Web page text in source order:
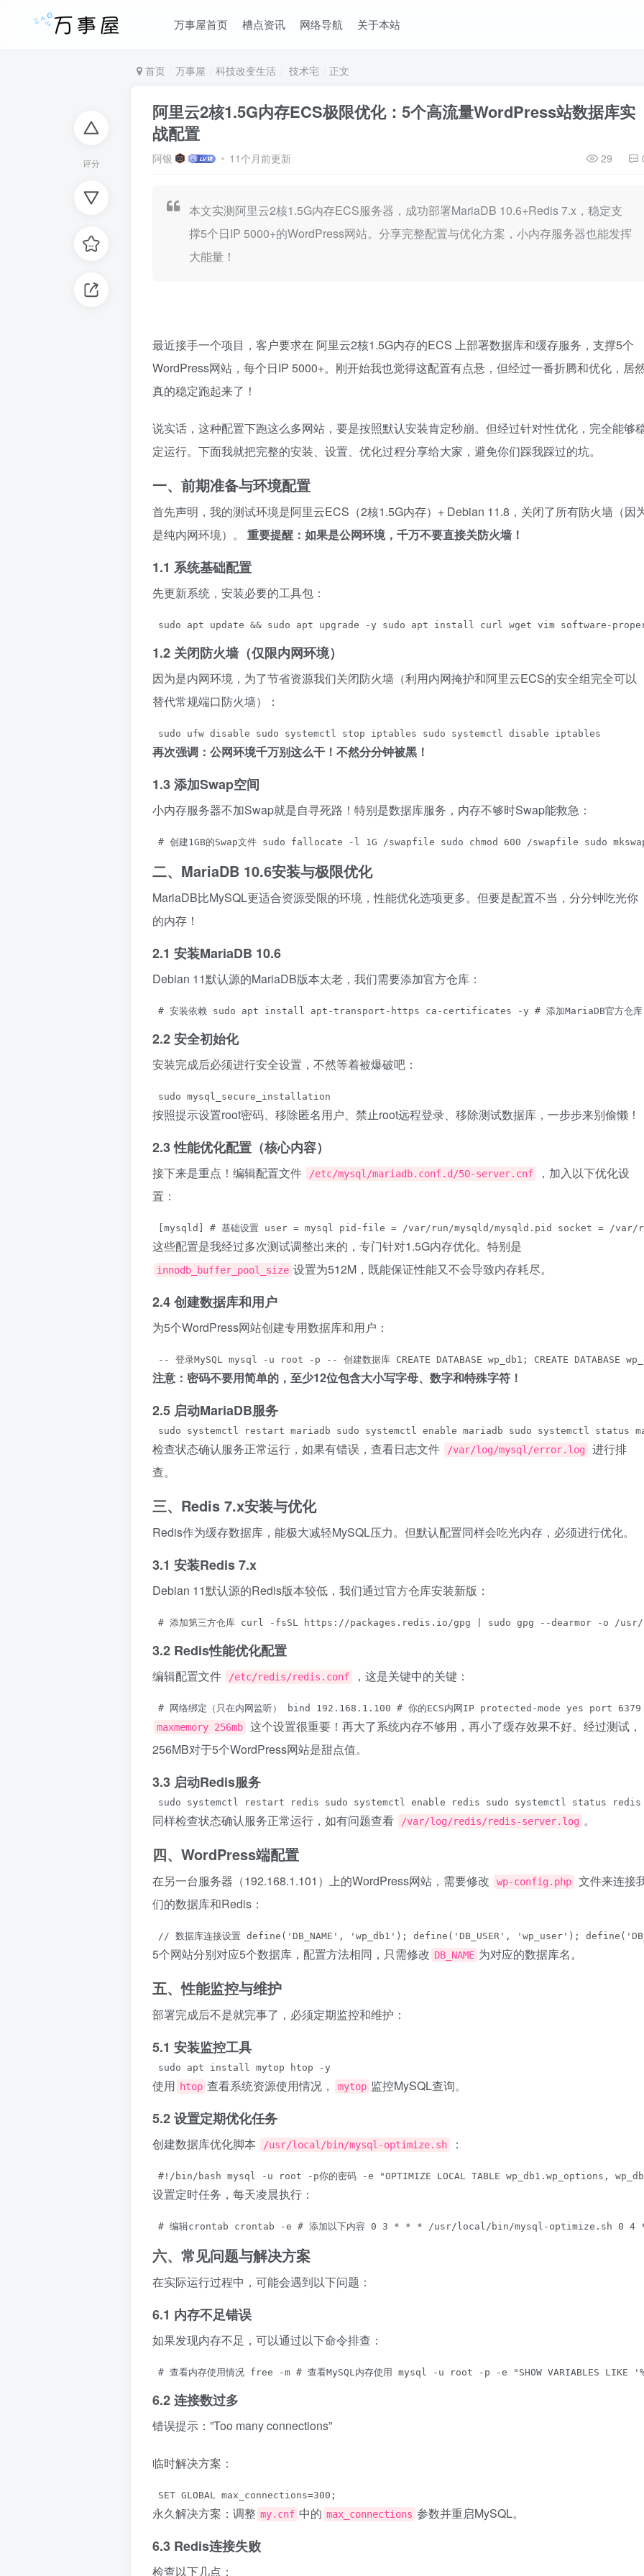
万事屋首页 槽点资讯 网络导航 关于本站
评分
首页 万事屋 科技改变生活 技术宅 正文
阿里云2核1.5G内存ECS极限优化：5个高流量WordPress站数据库实
战配置
阿银 11个月前更新 29
本文实测阿里云2核1.5G内存ECS服务器，成功部署MariaDB 10.6+Redis 7.x，稳定支
撑5个日IP 5000+的WordPress网站。分享完整配置与优化方案，小内存服务器也能发挥
大能量！
最近接手一个项目，客户要求在 阿里云2核1.5G内存的ECS 上部署数据库和缓存服务，支撑5个
WordPress网站，每个日IP 5000+。刚开始我也觉得这配置有点悬，但经过一番折腾和优化，居
真的稳定跑起来了！
说实话，这种配置下跑这么多网站，要是按照默认安装肯定秒崩。但经过针对性优化，完全能够
定运行。下面我就把完整的安装、设置、优化过程分享给大家，避免你们踩我踩过的坑。
一、前期准备与环境配置
首先声明，我的测试环境是阿里云ECS（2核1.5G内存）+ Debian 11.8，关闭了所有防火墙（因
是纯内网环境）。 重要提醒：如果是公网环境，千万不要直接关防火墙！
1.1 系统基础配置
先更新系统，安装必要的工具包：
sudo apt update && sudo apt upgrade -y sudo apt install curl wget vim software-
1.2 关闭防火墙（仅限内网环境）
因为是内网环境，为了节省资源我们关闭防火墙（利用内网掩护和阿里云ECS的安全组完全可以
替代常规端口防火墙）：
sudo ufw disable sudo systemctl stop iptables sudo systemctl disable iptables
再次强调：公网环境千万别这么干！不然分分钟被黑！
1.3 添加Swap空间
小内存服务器不加Swap就是自寻死路！特别是数据库服务，内存不够时Swap能救急：
# 创建1GB的Swap文件 sudo fallocate -l 1G /swapfile sudo chmod 600 /swapfile sudo
二、MariaDB 10.6安装与极限优化
MariaDB比MySQL更适合资源受限的环境，性能优化选项更多。但要是配置不当，分分钟吃光你
的内存！
2.1 安装MariaDB 10.6
Debian 11默认源的MariaDB版本太老，我们需要添加官方仓库：
# 安装依赖 sudo apt install apt-transport-https ca-certificates -y # 添加MariaDB官
2.2 安全初始化
安装完成后必须进行安全设置，不然等着被爆破吧：
sudo mysql_secure_installation
按照提示设置root密码、移除匿名用户、禁止root远程登录、移除测试数据库，一步步来别偷懒！
2.3 性能优化配置（核心内容）
接下来是重点！编辑配置文件 /etc/mysql/mariadb.conf.d/50-server.cnf
，加入以下优化设
置：
[mysqld] # 基础设置 user = mysql pid-file = /var/run/mysqld/mysqld.pid socket = /var/run/
这些配置是我经过多次测试调整出来的，专门针对1.5G内存优化。特别是
innodb_buffer_pool_size 设置为512M，既能保证性能又不会导致内存耗尽。
2.4 创建数据库和用户
为5个WordPress网站创建专用数据库和用户：
-- 登录MySQL mysql -u root -p -- 创建数据库 CREATE DATABASE wp_db1; CREATE
注意：密码不要用简单的，至少12位包含大小写字母、数字和特殊字符！
2.5 启动MariaDB服务
sudo systemctl restart mariadb sudo systemctl enable mariadb sudo systemctl status
检查状态确认服务正常运行，如果有错误，查看日志文件 /var/log/mysql/error.log
进行排
查。
三、Redis 7.x安装与优化
Redis作为缓存数据库，能极大减轻MySQL压力。但默认配置同样会吃光内存，必须进行优化。
3.1 安装Redis 7.x
Debian 11默认源的Redis版本较低，我们通过官方仓库安装新版：
# 添加第三方仓库 curl -fsSL https://packages.redis.io/gpg | sudo gpg --dearmor -o
3.2 Redis性能优化配置
编辑配置文件 /etc/redis/redis.conf ，这是关键中的关键：
# 网络绑定（只在内网监听） bind 192.168.1.100 # 你的ECS内网IP protected-mode yes
maxmemory 256mb
这个设置很重要！再大了系统内存不够用，再小了缓存效果不好。经过测试，
256MB对于5个WordPress网站是甜点值。
3.3 启动Redis服务
sudo systemctl restart redis sudo systemctl enable redis sudo systemctl status redis
同样检查状态确认服务正常运行，如有问题查看 /var/log/redis/redis-server.log 。
四、WordPress端配置
在另一台服务器（192.168.1.101）上的WordPress网站，需要修改 wp-config.php
文件来连接
们的数据库和Redis：
// 数据库连接设置 define('DB_NAME', 'wp_db1'); define('DB_USER', 'wp_user');
5个网站分别对应5个数据库，配置方法相同，只需修改 DB_NAME 为对应的数据库名。
五、性能监控与维护
部署完成后不是就完事了，必须定期监控和维护：
5.1 安装监控工具
sudo apt install mytop htop -y
使用 htop 查看系统资源使用情况， mytop 监控MySQL查询。
5.2 设置定期优化任务
创建数据库优化脚本 /usr/local/bin/mysql-optimize.sh ：
#!/bin/bash mysql -u root -p你的密码 -e "OPTIMIZE LOCAL TABLE wp_db1.wp_options,
设置定时任务，每天凌晨执行：
# 编辑crontab crontab -e # 添加以下内容 0 3 * * * /usr/local/bin/mysql-optimize.sh 0
六、常见问题与解决方案
在实际运行过程中，可能会遇到以下问题：
6.1 内存不足错误
如果发现内存不足，可以通过以下命令排查：
# 查看内存使用情况 free -m # 查看MySQL内存使用 mysql -u root -p -e "SHOW VARIABLES
6.2 连接数过多
错误提示：”Too many connections”
临时解决方案：
SET GLOBAL max_connections=300;
永久解决方案：调整 my.cnf 中的 max_connections 参数并重启MySQL。
6.3 Redis连接失败
检查以下几点：